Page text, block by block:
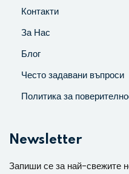
Контакти
За Нас
Блог
Често задавани въпроси
Политика за
Newsletter
Запиши се за най-свежите